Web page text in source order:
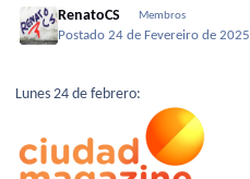
RenatoCS Membros
Postado24 de Fevereiro de 2025
Lunes 24 de febrero: